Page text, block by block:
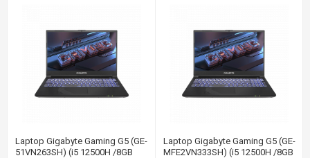
Laptop Gigabyte Gaming G5 (GE-
51VN263SH) (i5 12500H /8GB
Laptop Gigabyte Gaming G5 (GE-
MFE2VN333SH) (i5 12500H /8GB